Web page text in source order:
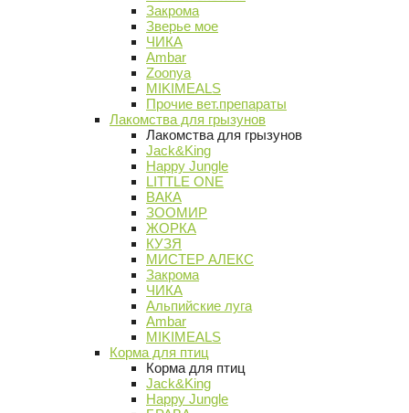
Закрома
Зверье мое
ЧИКА
Ambar
Zoonya
MIKIMEALS
Прочие вет.препараты
Лакомства для грызунов
Лакомства для грызунов
Jack&King
Happy Jungle
LITTLE ONE
ВАКА
ЗООМИР
ЖОРКА
КУЗЯ
МИСТЕР АЛЕКС
Закрома
ЧИКА
Альпийские луга
Ambar
MIKIMEALS
Корма для птиц
Корма для птиц
Jack&King
Happy Jungle